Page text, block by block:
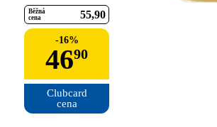
Běžná
cena
55 90
-16%
4690
Clubcard
cena